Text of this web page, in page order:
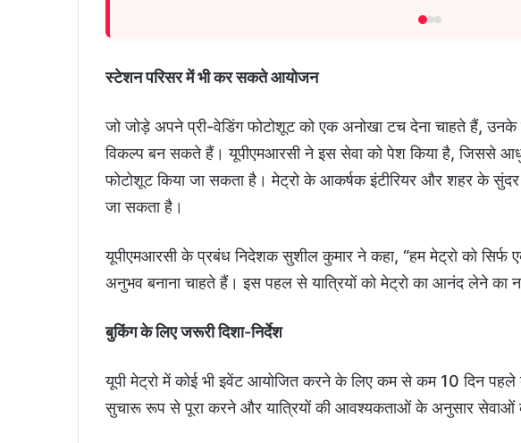
स्टेशन परिसर में भी कर सकते आयोजन
जो जोड़े अपने प्री-वेडिंग फोटोशूट को एक अनोखा टच देना चाहते हैं,
विकल्प बन सकते हैं। यूपीएमआरसी ने इस सेवा को पेश किया है, जिससे
फोटोशूट किया जा सकता है। मेट्रो के आकर्षक इंटीरियर और शहर के सुंदर
जा सकता है।
यूपीएमआरसी के प्रबंध निदेशक सुशील कुमार ने कहा, “हम मेट्रो को
अनुभव बनाना चाहते हैं। इस पहल से यात्रियों को मेट्रो का आनंद लेने का
बुकिंग के लिए जरूरी दिशा-निर्देश
यूपी मेट्रो में कोई भी इवेंट आयोजित करने के लिए कम से कम 10 दिन पहले
सुचारू रूप से पूरा करने और यात्रियों की आवश्यकताओं के अनुसार सेवाओं